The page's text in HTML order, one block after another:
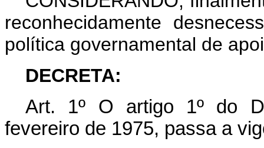
reconhecidamente
política governamental de
DECRETA:
Art. 1º O artigo 1º do
fevereiro de 1975, passa a